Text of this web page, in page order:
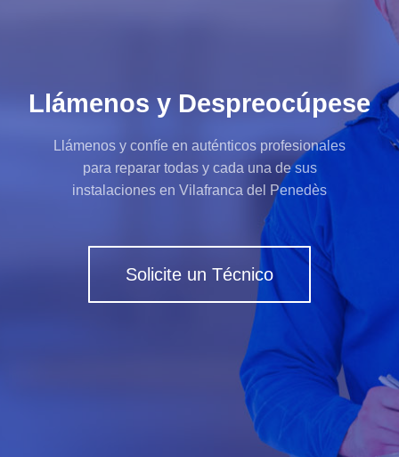
Llámenos y Despreocúpese
Llámenos y confíe en auténticos profesionales
para reparar todas y cada una de sus
instalaciones en Vilafranca del Penedès
Solicite un Técnico